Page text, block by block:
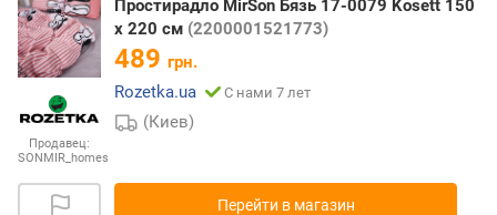
Продавец:
SONMIR_homes
Простирадло MirSon Бязь 17-0079 Kosett 150
х 220 см (2200001521773)
489 грн.
Rozetka.ua
С нами 7 лет
(Киев)
Перейти в магазин